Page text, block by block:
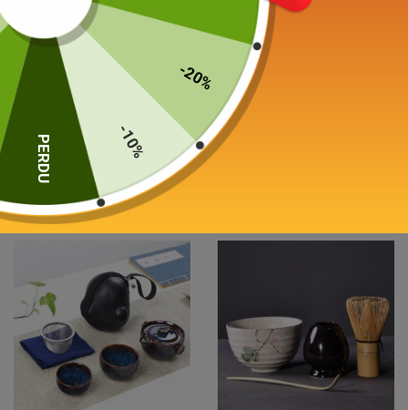
Coffret Service à Thé
Chinois 160ml
79,00
Choix des options
Coffret Service à Thé
Japonais 160ml
-20%
-10%
PERDU